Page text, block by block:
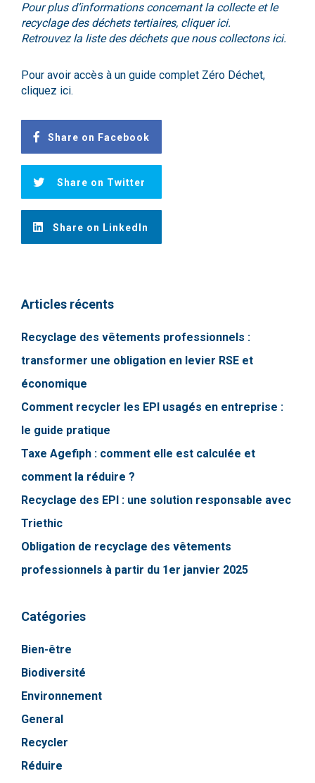
Pour plus d’informations concernant la collecte et le
recyclage des déchets tertiaires, cliquerici.
Retrouvez la liste des déchets que nous collectons ici.
Pour avoir accès à un guide complet Zéro Déchet,
cliquez ici.
Share on Facebook
Share on Twitter
Share on LinkedIn
Articles récents
Recyclage des vêtements professionnels :
transformer une obligation en levier RSE et
économique
Comment recycler les EPI usagés en entreprise :
le guide pratique
Taxe Agefiph : comment elle est calculée et
comment la réduire ?
Recyclage des EPI : une solution responsable avec
Triethic
Obligation de recyclage des vêtements
professionnels à partir du 1er janvier 2025
Catégories
Bien-être
Biodiversité
Environnement
General
Recycler
Réduire